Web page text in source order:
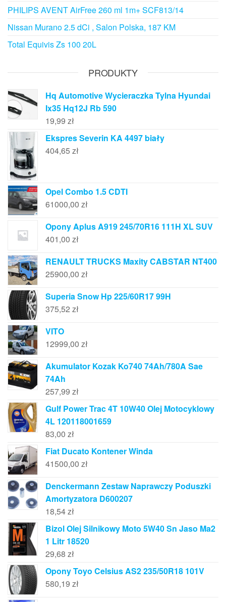
PHILIPS AVENT AirFree 260 ml 1m+ SCF813/14
Nissan Murano 2.5 dCi , Salon Polska, 187 KM
Total Equivis Zs 100 20L
PRODUKTY
Hq Automotive Wycieraczka Tylna Hyundai
Ix35 Hq12J Rb 590
19,99 zł
Ekspres Severin KA 4497 biały
404,65 zł
Opel Combo 1.5 CDTI
61000,00 zł
Opony Aplus A919 245/70R16 111H XL SUV
401,00 zł
RENAULT TRUCKS Maxity CABSTAR NT400
25900,00 zł
Superia Snow Hp 225/60R17 99H
375,52 zł
VITO
12999,00 zł
Akumulator Kozak Ko740 74Ah/780A Sae
74Ah
257,99 zł
Gulf Power Trac 4T 10W40 Olej Motocyklowy
4L 120118001659
83,00 zł
Fiat Ducato Kontener Winda
41500,00 zł
Denckermann Zestaw Naprawczy Poduszki
Amortyzatora D600207
18,54zł
Bizol Olej Silnikowy Moto 5W40 Sn Jaso Ma2
1 Litr 18520
29,68 zł
Opony Toyo Celsius AS2 235/50R18 101V
580,19 zł